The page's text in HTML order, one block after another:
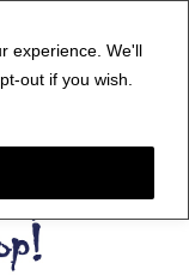
experience. We'll
out if you wish.